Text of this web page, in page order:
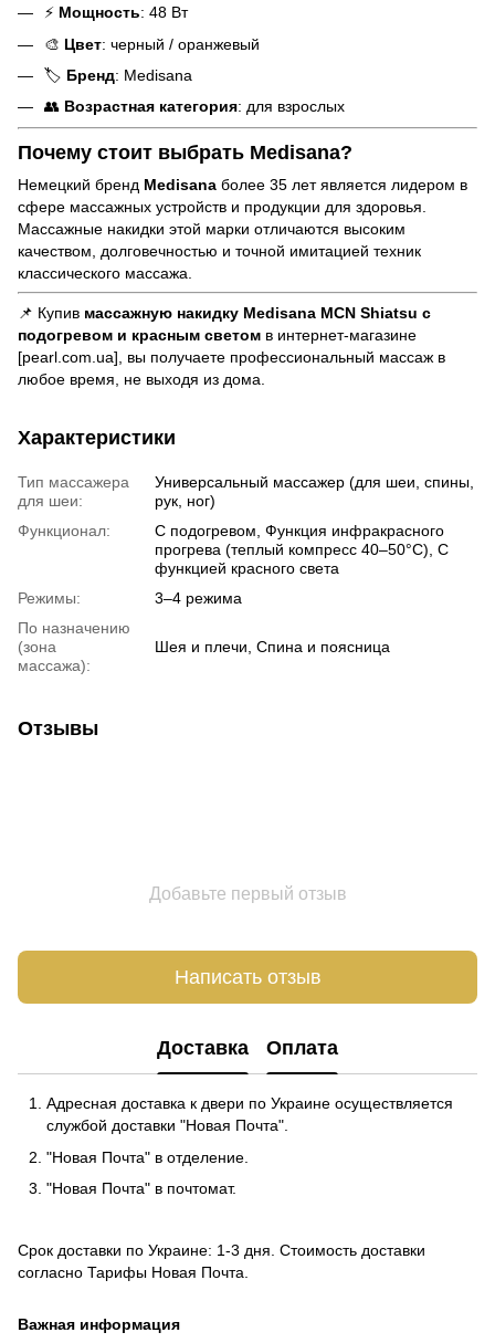
⚡ Мощность: 48 Вт
🎨 Цвет: черный / оранжевый
🏷 Бренд: Medisana
👥 Возрастная категория: для взрослых
Почему стоит выбрать Medisana?
Немецкий бренд Medisana более 35 лет является лидером в
сфере массажных устройств и продукции для здоровья.
Массажные накидки этой марки отличаются высоким
качеством, долговечностью и точной имитацией техник
классического массажа.
📌 Купив массажную накидку Medisana MCN Shiatsu с
подогревом и красным светом в интернет-магазине
[pearl.com.ua], вы получаете профессиональный массаж в
любое время, не выходя из дома.
Характеристики
Тип массажера
для шеи:
Универсальный массажер (для шеи, спины,
рук, ног)
Функционал:
С подогревом, Функция инфракрасного
прогрева (теплый компресс 40–50°C), С
функцией красного света
Режимы:
3–4 режима
По назначению
(зона
массажа):
Шея и плечи, Спина и поясница
Отзывы
Добавьте первый отзыв
Написать отзыв
Доставка Оплата
Адресная доставка к двери по Украине осуществляется
службой доставки "Новая Почта".
"Новая Почта" в отделение.
"Новая Почта" в почтомат.
Срок доставки по Украине: 1-3 дня. Стоимость доставки
согласно Тарифы Новая Почта
Важная информация